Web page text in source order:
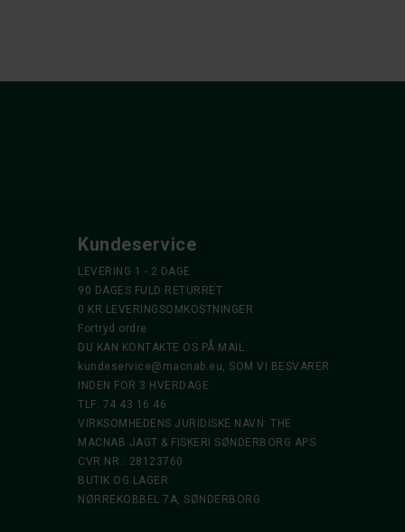
Kundeservice
LEVERING 1 - 2 DAGE
90 DAGES FULD RETURRET
0 KR LEVERINGSOMKOSTNINGER
Fortryd ordre
DU KAN KONTAKTE OS PÅ MAIL
kundeservice@macnab.eu, SOM VI BESVARER
INDEN FOR 3 HVERDAGE
TLF: 74 43 16 46
VIRKSOMHEDENS JURIDISKE NAVN: THE
MACNAB JAGT & FISKERI SØNDERBORG APS
CVR NR.: 28123760
BUTIK OG LAGER:
NØRREKOBBEL 7A, SØNDERBORG